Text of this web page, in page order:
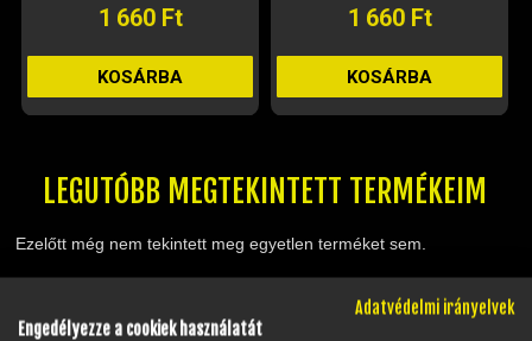
1 660 Ft
KOSÁRBA
1 660 Ft
KOSÁRBA
LEGUTÓBB MEGTEKINTETT TERMÉKEIM
Ezelőtt még nem tekintett meg egyetlen terméket sem.
GYAKRAN ISMÉTELT KÉRDÉSEKAdatvédelmi irányelvek
Engedélyezze a cookiek használatát